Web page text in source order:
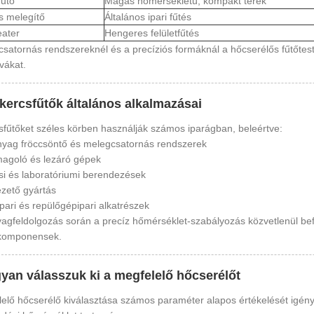
melegítő
Általános ipari fűtés
Hengeres felületfűtés
rendszereknél és a precíziós formáknál a hőcserélős
általános alkalmazásai
széles körben használják számos iparágban, beleértve:
fröccsöntő és melegcsatornás rendszerek
és lezáró gépek
és laboratóriumi berendezések
gyártás
és repülőgépipari alkatrészek
során a precíz hőmérséklet-szabályozás közvetlenül
válasszuk ki a megfelelő hőcserélőt
hőcserélő kiválasztása számos paraméter alapos értékelését